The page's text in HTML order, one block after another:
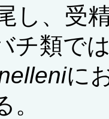
し、受
チ類で
に